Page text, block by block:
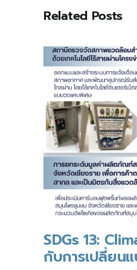
Related Posts
SDGs 13:
กับการเปลี่ยน